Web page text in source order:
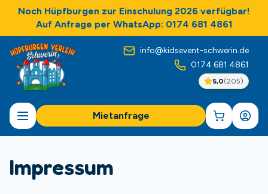
Noch Hüpfburgen zur Einschulung 2026 verfügbar!
Auf Anfrage per WhatsApp: 0174 681 4861
info@kidsevent-schwerin.de
0174 681 4861
5,0(205)
Mietanfrage
Impressum